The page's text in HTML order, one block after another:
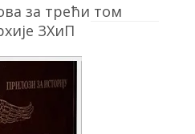
за трећи том
ЗХиП